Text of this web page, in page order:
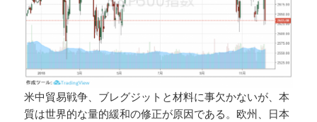
米中貿易戦争、ブレグジットと材料に事欠かないが、本
質は世界的な量的緩和の修正が原因である。欧州、日本